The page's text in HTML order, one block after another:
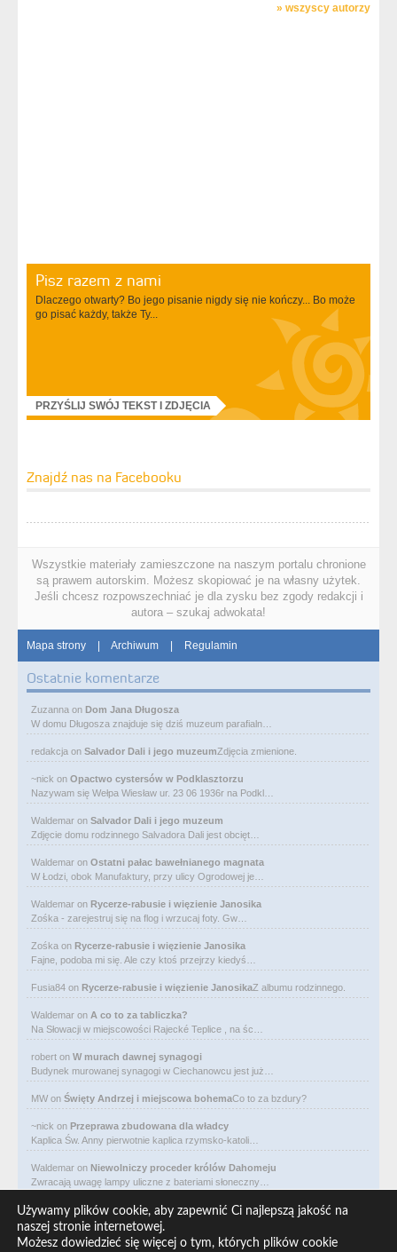
» wszyscy autorzy
Pisz razem z nami
Dlaczego otwarty? Bo jego pisanie nigdy się nie kończy... Bo może
go pisać każdy, także Ty...
PRZYŚLIJ SWÓJ TEKST I ZDJĘCIA
Znajdź nas na Facebooku
Wszystkie materiały zamieszczone na naszym portalu chronione
są prawem autorskim. Możesz skopiować je na własny użytek.
Jeśli chcesz rozpowszechniać je dla zysku bez zgody redakcji i
autora – szukaj adwokata!
Mapa strony | Archiwum | Regulamin
Ostatnie komentarze
Zuzanna on Dom Jana Długosza
W domu Długosza znajduje się dziś muzeum parafialn…
redakcja on Salvador Dali i jego muzeumZdjęcia zmienione.
~nick on Opactwo cystersów w Podklasztorzu
Nazywam się Wełpa Wiesław ur. 23 06 1936r na Podkl…
Waldemar on Salvador Dali i jego muzeum
Zdjęcie domu rodzinnego Salvadora Dali jest obcięt…
Waldemar on Ostatni pałac bawełnianego magnata
W Łodzi, obok Manufaktury, przy ulicy Ogrodowej je…
Waldemar on Rycerze-rabusie i więzienie Janosika
Zośka - zarejestruj się na flog i wrzucaj foty. Gw…
Zośka on Rycerze-rabusie i więzienie Janosika
Fajne, podoba mi się. Ale czy ktoś przejrzy kiedyś…
Fusia84 on Rycerze-rabusie i więzienie JanosikaZ albumu rodzinnego.
Waldemar on A co to za tabliczka?
Na Słowacji w miejscowości Rajecké Teplice , na śc…
robert on W murach dawnej synagogi
Budynek murowanej synagogi w Ciechanowcu jest już…
MW on Święty Andrzej i miejscowa bohemaCo to za bzdury?
~nick on Przeprawa zbudowana dla władcy
Kaplica Św. Anny pierwotnie kaplica rzymsko-katoli…
Waldemar on Niewolniczy proceder królów Dahomeju
Zwracają uwagę lampy uliczne z bateriami słoneczny…
Waldemar on Adam Asnyk. Poeta z mojego miasta
CIEKAWOSTKA że pod banderą Malty pływa statek m/v…
Używamy plików cookie, aby zapewnić Ci najlepszą jakość na
naszej stronie internetowej.
Możesz dowiedzieć się więcej o tym, których plików cookie